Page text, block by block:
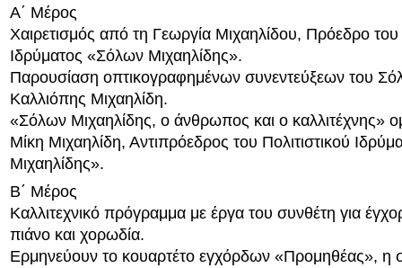
Α΄ Μέρος
Χαιρετισμός από τη Γεωργία Μιχαηλίδου, Πρόεδρο του
Ιδρύματος «Σόλων Μιχαηλίδης».
Παρουσίαση οπτικογραφημένων συνεντεύξεων του
Καλλιόπης Μιχαηλίδη.
«Σόλων Μιχαηλίδης, ο άνθρωπος και ο καλλιτέχνης»
Μίκη Μιχαηλίδη, Αντιπρόεδρος του Πολιτιστικού
Μιχαηλίδης».
Β΄ Μέρος
Καλλιτεχνικό πρόγραμμα με έργα του συνθέτη για
πιάνο και χορωδία.
Ερμηνεύουν το κουαρτέτο εγχόρδων «Προμηθέας», η